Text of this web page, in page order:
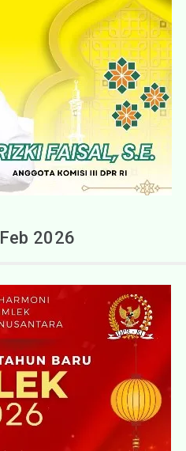
2026